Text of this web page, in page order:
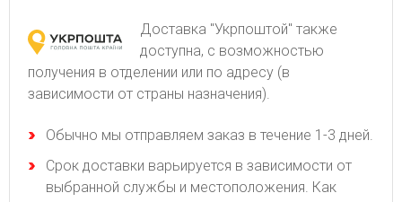
Доставка "Укрпоштой" также
доступна, с возможностью
получения в отделении или по адресу (в
зависимости от страны назначения).
Обычно мы отправляем заказ в течение 1-3 дней.
Срок доставки варьируется в зависимости от
выбранной службы и местоположения. Как